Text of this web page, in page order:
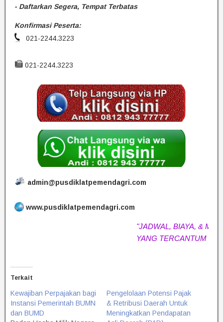
- Daftarkan Segera, Tempat Terbatas
Konfirmasi Peserta:
021-2244.3223
021-2244.3223
admin@pusdiklatpemendagri.com
www.pusdiklatpemendagri.com
"JADWAL, BIAYA, &
YANG TERCANTUM
Terkait
Kewajiban Perpajakan bagi
Instansi Pemerintah BUMN
dan BUMD
Pengelolaan Potensi Pajak
& Retribusi Daerah Untuk
Meningkatkan Pendapatan